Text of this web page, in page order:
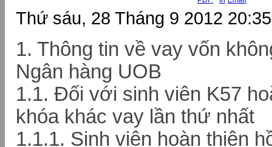
Thứ sáu, 28 Tháng 9 2012 20:35
1. Thông tin về vay vốn
Ngân hàng UOB
1.1. Đối với sinh viên K57
khóa khác vay lần thứ nhất
1.1.1. Sinh viên hoàn thiện